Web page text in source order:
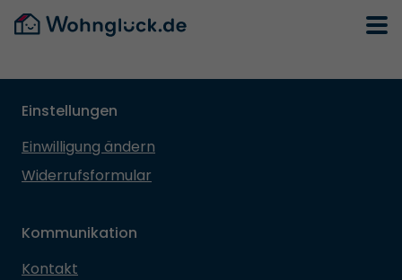
Einstellungen
Einwilligung ändern
Widerrufsformular
Kommunikation
Kontakt